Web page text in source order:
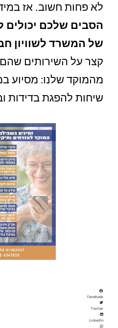
לא פחות חשוב. אז
הסבים שלכם יכולים
של המשרד לשוויון
קצר על השירותים שהם
מהמוקד שלנו: מסיוע
שיחות להפגת בדידות
Facebook
Twitter
LinkedIn